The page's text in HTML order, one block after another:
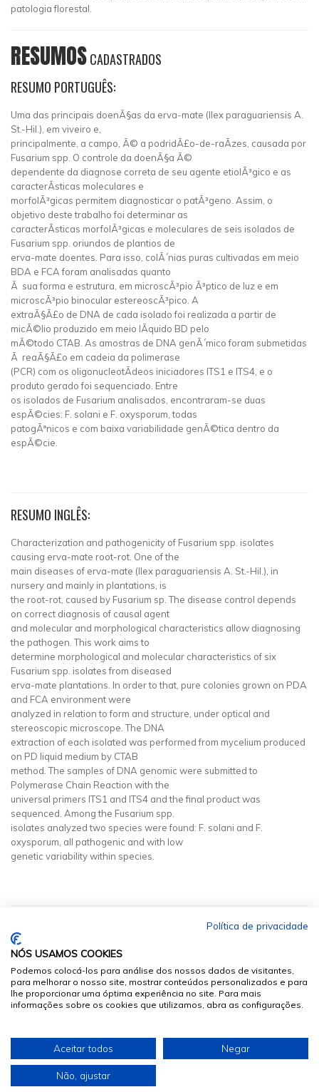
patologia florestal.
RESUMOSCADASTRADOS
RESUMO PORTUGUÊS:
Uma das principais doenÃ§as da erva-mate (Ilex paraguariensis A.
St.-Hil.), em viveiro e,
principalmente, a campo, Ã© a podridÃ£o-de-raÃ­zes, causada por
Fusarium spp. O controle da doenÃ§a Ã©
dependente da diagnose correta de seu agente etiolÃ³gico e as
caracterÃ­sticas moleculares e
morfolÃ³gicas permitem diagnosticar o patÃ³geno. Assim, o
objetivo deste trabalho foi determinar as
caracterÃ­sticas morfolÃ³gicas e moleculares de seis isolados de
Fusarium spp. oriundos de plantios de
erva-mate doentes. Para isso, colÃ´nias puras cultivadas em meio
BDA e FCA foram analisadas quanto
Ã sua forma e estrutura, em microscÃ³pio Ã³ptico de luz e em
microscÃ³pio binocular estereoscÃ³pico. A
extraÃ§Ã£o de DNA de cada isolado foi realizada a partir de
micÃ©lio produzido em meio lÃ­quido BD pelo
mÃ©todo CTAB. As amostras de DNA genÃ´mico foram submetidas
Ã reaÃ§Ã£o em cadeia da polimerase
(PCR) com os oligonucleotÃ­deos iniciadores ITS1 e ITS4, e o
produto gerado foi sequenciado. Entre
os isolados de Fusarium analisados, encontraram-se duas
espÃ©cies: F. solani e F. oxysporum, todas
patogÃªnicos e com baixa variabilidade genÃ©tica dentro da
espÃ©cie.
RESUMO INGLÊS:
Characterization and pathogenicity of Fusarium spp. isolates
causing erva-mate root-rot. One of the
main diseases of erva-mate (Ilex paraguariensis A. St.-Hil.), in
nursery and mainly in plantations, is
the root-rot, caused by Fusarium sp. The disease control depends
on correct diagnosis of causal agent
and molecular and morphological characteristics allow diagnosing
the pathogen. This work aims to
determine morphological and molecular characteristics of six
Fusarium spp. isolates from diseased
erva-mate plantations. In order to that, pure colonies grown on PDA
and FCA environment were
analyzed in relation to form and structure, under optical and
stereoscopic microscope. The DNA
extraction of each isolated was performed from mycelium produced
on PD liquid medium by CTAB
method. The samples of DNA genomic were submitted to
Polymerase Chain Reaction with the
universal primers ITS1 and ITS4 and the final product was
sequenced. Among the Fusarium spp.
isolates analyzed two species were found: F. solani and F.
oxysporum, all pathogenic and with low
genetic variability within species.
© 2026 Sumários.org
. Todos os Direitos Reservados
Desenvolvido por
Política de privacidade
NÓS USAMOS COOKIES
Podemos colocá-los para análise dos nossos dados de visitantes,
para melhorar o nosso site, mostrar conteúdos personalizados e para
lhe proporcionar uma óptima experiência no site. Para mais
informações sobre os cookies que utilizamos, abra as configurações.
Aceitar todos Negar
Não, ajustar